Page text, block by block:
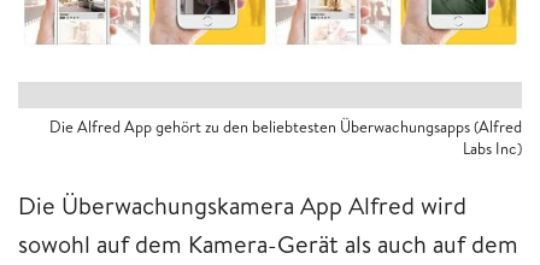
Die Alfred App gehört zu den beliebtesten Überwachungsapps (Alfred
Labs Inc)
Die Überwachungskamera App Alfred wird
sowohl auf dem Kamera-Gerät als auch auf dem